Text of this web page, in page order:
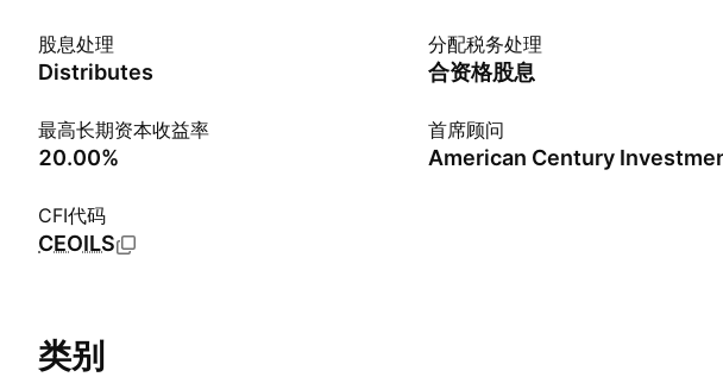
股息处理
Distributes
分配税务处理
合资格股息
最高长期资本收益率
20.00%
首席顾问
CFI代码
CEOILS
类别